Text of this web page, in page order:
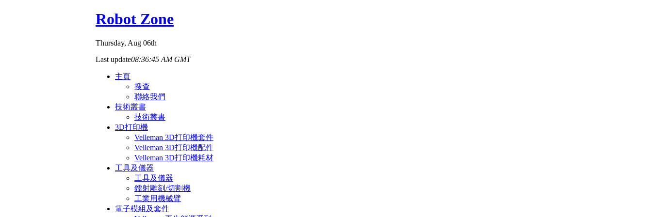
Robot Zone
Thursday, Aug 06th
Last update08:36:45 AM GMT
主頁
搜查
聯絡我們
技術叢書
技術叢書
3D打印機
Velleman 3D打印機套件
Velleman 3D打印機配件
Velleman 3D打印機耗材
工具及儀器
工具及儀器
鐳射雕刻/切割機
工業用機械臂
電子模組及套件